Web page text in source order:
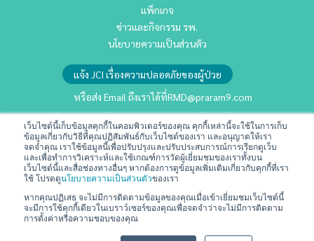
เว็บไซต์นี้เก็บข้อมูลคุกกี้ในคอมพิวเตอร์ของคุณ คุกกี้เหล่านี้จะใช้ในการเก็บ
ข้อมูลเกี่ยวกับวิธีที่คุณปฏิสัมพันธ์กับเว็บไซต์ของเรา และอนุญาตให้เรา
จดจำคุณ เราใช้ข้อมูลนี้เพื่อปรับปรุงและปรับประสบการณ์การเรียกดูเว็บ
และเพื่อทำการวิเคราะห์และใช้เกณฑ์การวัดผู้เยี่ยมชมของเราทั้งบน
เว็บไซต์นี้และสื่อช่องทางอื่นๆ หากต้องการดูข้อมูลเพิ่มเติมเกี่ยวกับคุกกี้ที่เรา
ใช้ โปรดดูนโยบายความเป็นส่วนตัวของเรา
หากคุณปฏิเสธ จะไม่มีการติดตามข้อมูลของคุณเมื่อเข้าเยี่ยมชมเว็บไซต์นี้
จะมีการใช้คุกกี้เดียวในเบราว์เซอร์ของคุณเพื่อจดจำว่าจะไม่มีการติดตาม
การตั้งค่าหรือความชอบของคุณ
แพ็กเกจ
ข่าวและกิจกรรม รพ.
นโยบายความเป็นส่วนตัว
แจ้ง JCI เรื่องความปลอดภัยของผู้ป่วย
หรือส่ง Email ถึงเราได้ที่RMD@praram9.com
นักลงทุนสัมพันธ์
การพัฒนาอย่างยั่งยืน
ร่วมงานกับเรา
ติดต่อเรา
ข้อกำหนดและเงื่อนไข